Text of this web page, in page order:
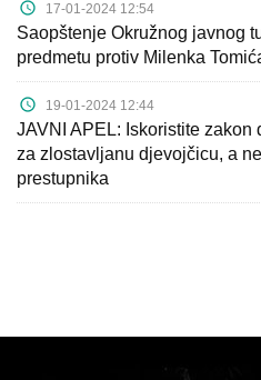
17-01-2024 12:54
Saopštenje Okružnog javnog
predmetu protiv Milenka
19-01-2024 12:44
JAVNI APEL: Iskoristite zakon
za zlostavljanu djevojčicu, a
prestupnika